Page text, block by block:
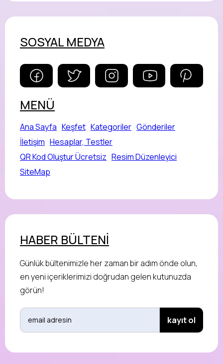
SOSYAL MEDYA
MENÜ
Ana Sayfa Keşfet Kategoriler Gönderiler
İletişim Hesaplar, Testler
QR Kod Oluştur Ücretsiz Resim Düzenleyici
SiteMap
HABER BÜLTENİ
Günlük bültenimizle her zaman bir adım önde olun,
en yeni içeriklerimizi doğrudan gelen kutunuzda
görün!